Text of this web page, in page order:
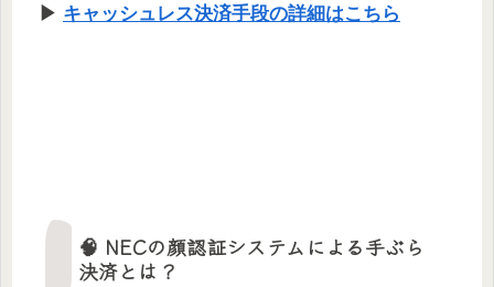
▶ キャッシュレス決済手段の詳細はこちら
🧠 NECの顔認証システムによる手ぶら
決済とは？